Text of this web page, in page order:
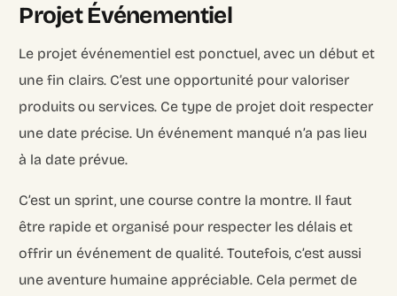
Projet Événementiel
Le projet événementiel est ponctuel, avec un début et
une fin clairs. C’est une opportunité pour valoriser
produits ou services. Ce type de projet doit respecter
une date précise. Un événement manqué n’a pas lieu
à la date prévue.
C’est un sprint, une course contre la montre. Il faut
être rapide et organisé pour respecter les délais et
offrir un événement de qualité. Toutefois, c’est aussi
une aventure humaine appréciable. Cela permet de